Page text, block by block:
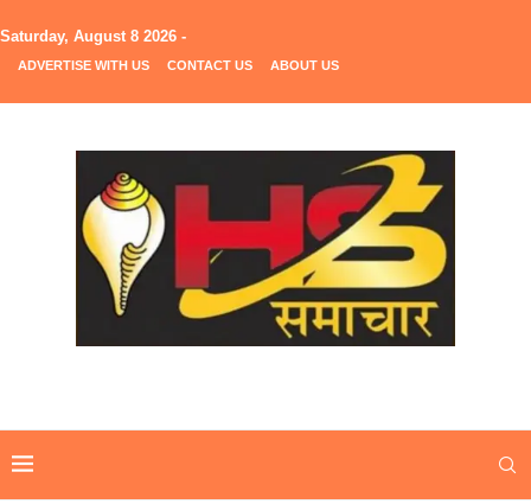
Saturday, August 8 2026 -
ADVERTISE WITH US CONTACT US ABOUT US